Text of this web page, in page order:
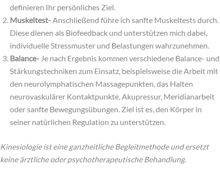
definieren Ihr persönliches Ziel.
Muskeltest-Anschließend führe ich sanfte Muskeltests durch.
Diese dienen als Biofeedback und unterstützen mich dabei,
individuelle Stressmuster und Belastungen wahrzunehmen.
Balance- Je nach Ergebnis kommen verschiedene Balance- und
Stärkungstechniken zum Einsatz, beispielsweise die Arbeit mit
den neurolymphatischen Massagepunkten, das Halten
neurovaskulärer Kontaktpunkte, Akupressur, Meridianarbeit
oder sanfte Bewegungsübungen. Ziel ist es, den Körper in
seiner natürlichen Regulation zu unterstützen.
Kinesiologie ist eine ganzheitliche Begleitmethode und ersetzt
keine ärztliche oder psychotherapeutische Behandlung.